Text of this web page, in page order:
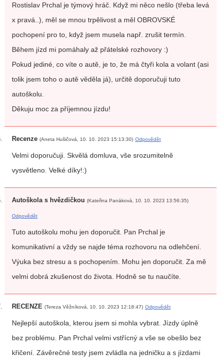
Rostislav Prchal je týmový hráč. Když mi něco nešlo (třeba levá
x pravá..), měl se mnou trpělivost a měl OBROVSKÉ
pochopení pro to, když jsem musela např. zrušit termín.
Během jízd mi pomáhaly až přátelské rozhovory :)
Pokud jediné, co víte o autě, je to, že má čtyři kola a volant (asi
tolik jsem toho o autě věděla já), určitě doporučuji tuto
autoškolu.
Děkuju moc za příjemnou jízdu!
Recenze (Aneta Hušičová, 10. 10. 2023 15:13:30) Odpovědět
Velmi doporučuji. Skvělá domluva, vše srozumitelně
vysvětleno. Velké díky!:)
Autoškola s hvězdičkou (Kateřina Panáková, 10. 10. 2023 13:56:35)
Odpovědět
Tuto autoškolu mohu jen doporučit. Pan Prchal je
komunikativní a vždy se najde téma rozhovoru na odlehčení.
Výuka bez stresu a s pochopením. Mohu jen doporučit. Za mě
velmi dobrá zkušenost do života. Hodně se tu naučíte.
RECENZE (Tereza Věžníková, 10. 10. 2023 12:18:47) Odpovědět
Nejlepší autoškola, kterou jsem si mohla vybrat. Jízdy úplně
bez problému. Pan Prchal velmi vstřícný a vše se obešlo bez
křičení. Závěrečné testy jsem zvládla na jedničku a s jízdami